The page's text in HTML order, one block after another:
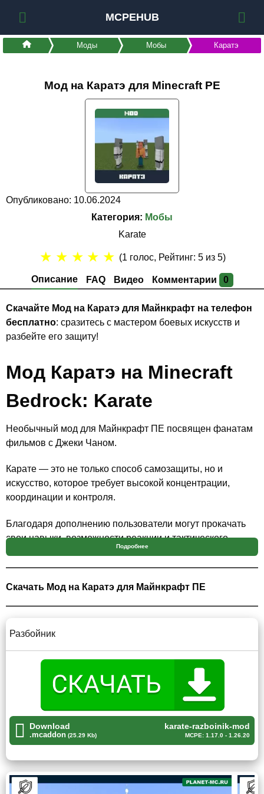
MCPEHUB
Моды Мобы Каратэ
Мод на Каратэ для Minecraft PE
Опубликовано: 10.06.2024
Категория: Мобы
Karate
Описание FAQ Видео Комментарии 0
★ ★ ★ ★ ★ (1 голос, Рейтинг:5 из 5)
Скачайте Мод на Каратэ для Майнкрафт на телефон
бесплатно: сразитесь с мастером боевых искусств и
разбейте его защиту!
Мод Каратэ на Minecraft
Bedrock: Karate
Необычный мод для Майнкрафт ПЕ посвящен фанатам
фильмов с Джеки Чаном.
Карате — это не только способ самозащиты, но и
искусство, которое требует высокой концентрации,
координации и контроля.
Благодаря дополнению пользователи могут прокачать
свои навыки, возможности реакции и тактического
мышления, сделав игровой процесс еще более
захватывающим.
Мод на каратэ добавляет в Minecraft PE новых
приемы для сражений.
Разбойник
Новый мастер боевых искусств в Майнкрафт ПЕ —
разбойник.
Беспощадные грабители обычно появляются в группах и
агрессивно нападают на геймеров, стремясь уничтожить
их и обчистить их инвентарь.
Подробнее
Скачать Мод на Каратэ для Майнкрафт ПЕ
Разбойник
Download
.mcaddon(25.29 Kb)
karate-razboinik-mod
MCPE: 1.17.0 - 1.26.20